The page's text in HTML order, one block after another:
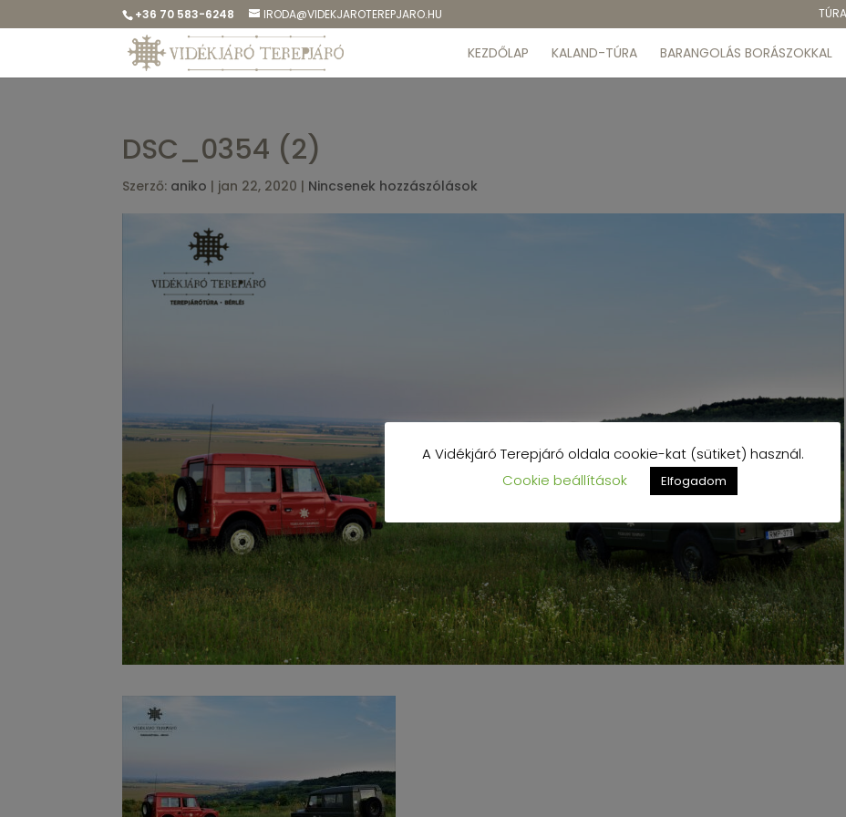
+36 70 583-6248 IRODA@VIDEKJAROTEREPJARO.HU
KEZDŐLAP KALAND-TÚRA BARANGOLÁS BORÁSZOKKAL
DSC_0354 (2)
Szerző: aniko | jan 22, 2020 | Nincsenek hozzászólások
A Vidékjáró Terepjáró oldala cookie-kat (sütiket) használ.
Cookie beállítások
Elfogadom